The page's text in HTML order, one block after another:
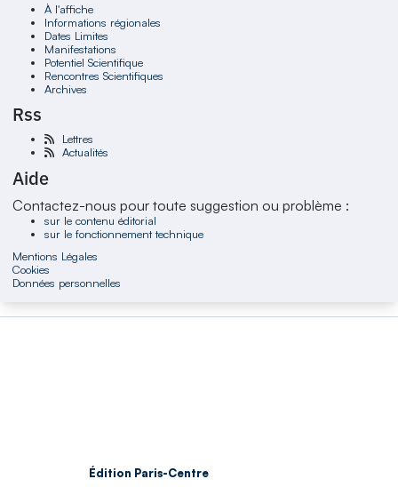
À l'affiche
Informations régionales
Dates Limites
Manifestations
Potentiel Scientifique
Rencontres Scientifiques
Archives
Rss
Lettres
Actualités
Aide
Contactez-nous pour toute suggestion ou problème :
sur le contenu éditorial
sur le fonctionnement technique
Mentions Légales
Cookies
Données personnelles
Édition Paris-Centre